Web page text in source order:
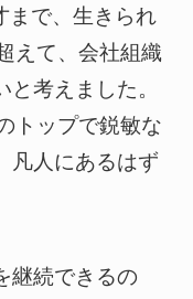
まで、生きられ
えて、会社組織
考えました。
トップで鋭敏な
凡人にあるはず
継続できるの